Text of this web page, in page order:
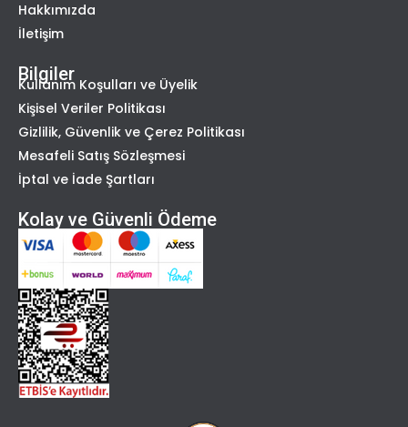
Hakkımızda
İletişim
Bilgiler
Kullanım Koşulları ve Üyelik
Kişisel Veriler Politikası
Gizlilik, Güvenlik ve Çerez Politikası
Mesafeli Satış Sözleşmesi
İptal ve İade Şartları
Kolay ve Güvenli Ödeme